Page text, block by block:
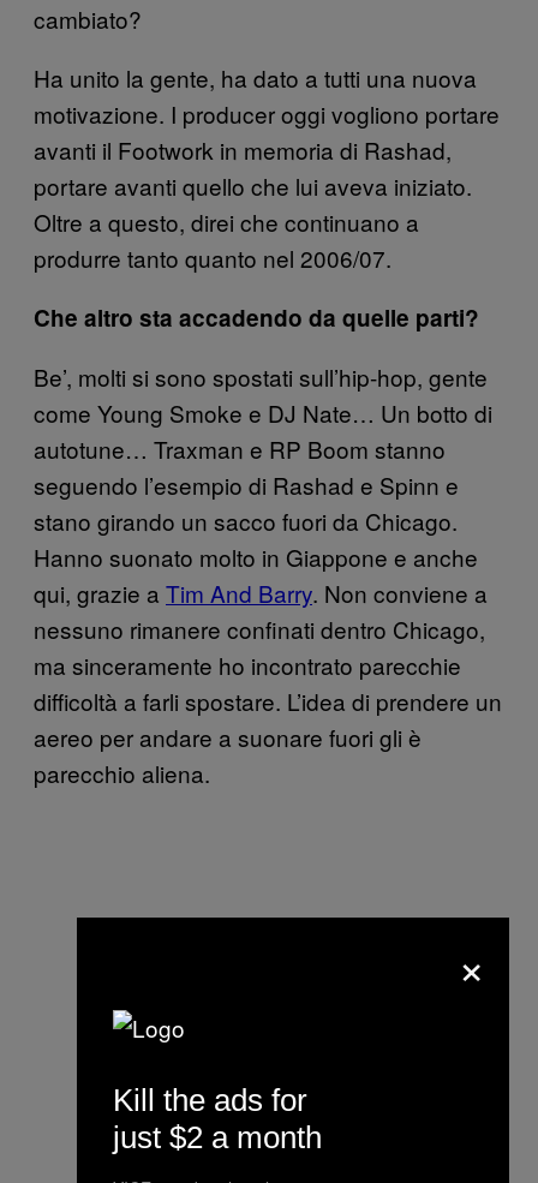
cambiato?
Ha unito la gente, ha dato a tutti una nuova
motivazione. I producer oggi vogliono portare
avanti il Footwork in memoria di Rashad,
portare avanti quello che lui aveva iniziato.
Oltre a questo, direi che continuano a
produrre tanto quanto nel 2006/07.
Che altro sta accadendo da quelle parti?
Be’, molti si sono spostati sull’hip-hop, gente
come Young Smoke e DJ Nate… Un botto di
autotune… Traxman e RP Boom stanno
seguendo l’esempio di Rashad e Spinn e
stano girando un sacco fuori da Chicago.
Hanno suonato molto in Giappone e anche
qui, grazie a Tim And Barry. Non conviene a
nessuno rimanere confinati dentro Chicago,
ma sinceramente ho incontrato parecchie
difficoltà a farli spostare. L’idea di prendere un
aereo per andare a suonare fuori gli è
parecchio aliena.
×
Kill the ads for
just $2 a month